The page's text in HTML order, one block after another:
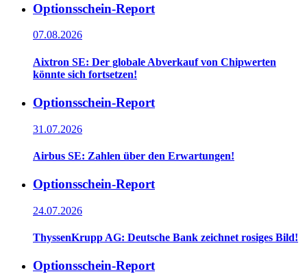
Optionsschein-Report
07.08.2026
Aixtron SE: Der globale Abverkauf von Chipwerten
könnte sich fortsetzen!
Optionsschein-Report
31.07.2026
Airbus SE: Zahlen über den Erwartungen!
Optionsschein-Report
24.07.2026
ThyssenKrupp AG: Deutsche Bank zeichnet rosiges Bild!
Optionsschein-Report